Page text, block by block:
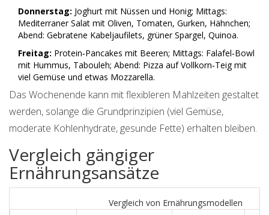
Donnerstag: Joghurt mit Nüssen und Honig; Mittags:
Mediterraner Salat mit Oliven, Tomaten, Gurken, Hähnchen;
Abend: Gebratene Kabeljaufilets, grüner Spargel, Quinoa.
Freitag: Protein‑Pancakes mit Beeren; Mittags: Falafel‑Bowl
mit Hummus, Tabouleh; Abend: Pizza auf Vollkorn‑Teig mit
viel Gemüse und etwas Mozzarella.
Das Wochenende kann mit flexibleren Mahlzeiten gestaltet
werden, solange die Grundprinzipien (viel Gemüse,
moderate Kohlenhydrate, gesunde Fette) erhalten bleiben.
Vergleich gängiger
Ernährungsansätze
Vergleich von Ernährungsmodellen